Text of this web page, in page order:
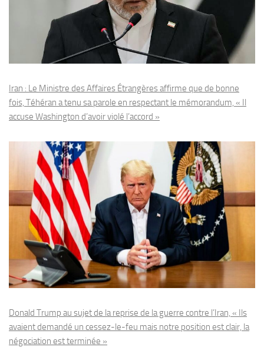
Iran : Le Ministre des Affaires Étrangères affirme que de bonne
fois, Téhéran a tenu sa parole en respectant le mémorandum, « Il
accuse Washington d’avoir violé l’accord »
Donald Trump au sujet de la reprise de la guerre contre l’Iran, « Ils
avaient demandé un cessez-le-feu mais notre position est clair, la
négociation est terminée »